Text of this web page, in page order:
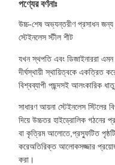
পণ্যের বর্ণনাঃ
উচ্চ-শেষ অভ্যন্তরীণ প্রসাধন
স্টেইনলেস স্টীল শীট
যখন স্থপতি এবং ডিজাইনাররা এমন
দীর্ঘস্থায়ী স্থায়িত্বকে একত্রিত
বিশ্বব্যাপী পছন্দসই আলংকারিক
সাধারণ আয়না স্টেইনলেস স্টিলের
দিয়ে উচ্চতর হাইড্রোলিক গঠনের
বা কৃত্রিম আলোতে,প্রস্ফুটিত
করেঅতিরিক্ত আলোকসজ্জার
করা।